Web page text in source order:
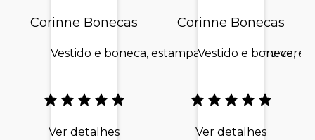
Corinne Bonecas
Vestido e boneca, estampa chapeuzinho
Ver detalhes
Corinne Bonecas
Vestido e boneca,
Ver detalhes